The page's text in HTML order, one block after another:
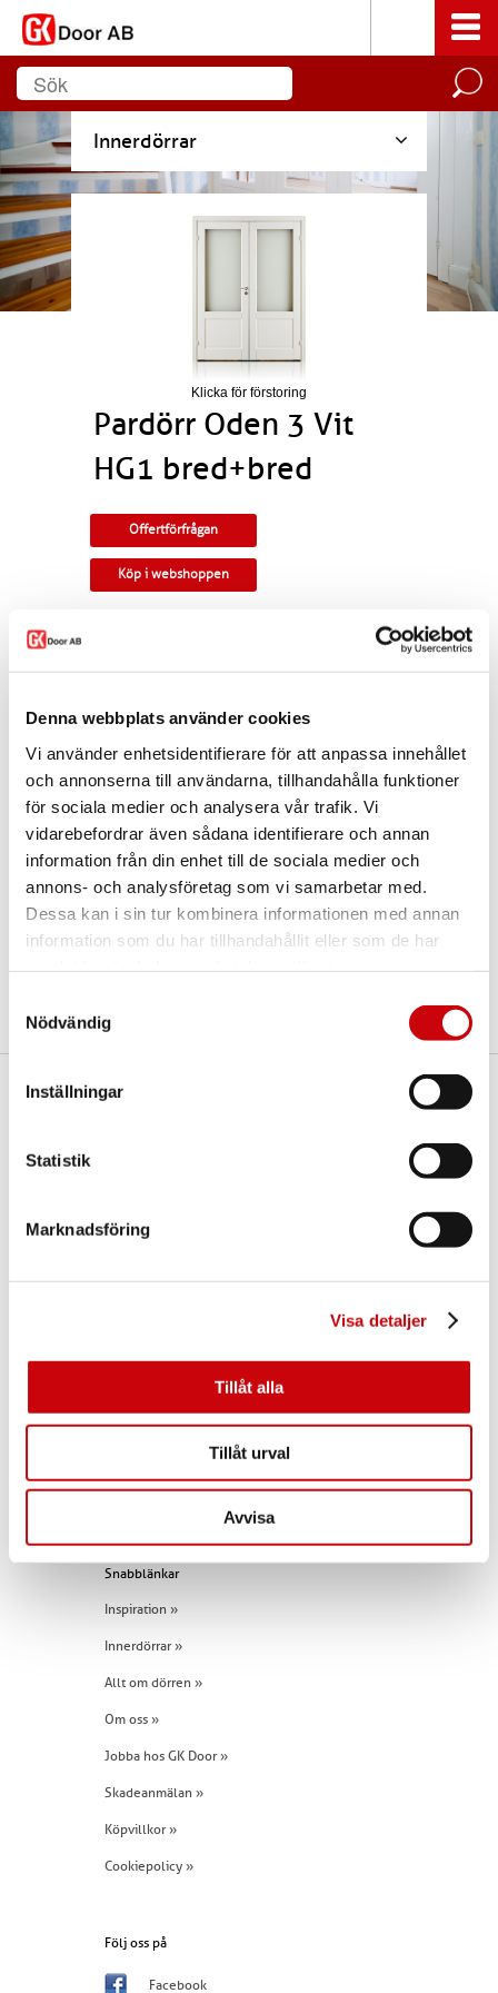
Denna webbplats använder cookies
Vi använder enhetsidentifierare för att anpassa innehållet
och annonserna till användarna, tillhandahålla funktioner
för sociala medier och analysera vår trafik. Vi
vidarebefordrar även sådana identifierare och annan
information från din enhet till de sociala medier och
annons- och analysföretag som vi samarbetar med.
Dessa kan i sin tur kombinera informationen med annan
information som du har tillhandahållit eller som de har
Nödvändig
Inställningar
Statistik
Marknadsföring
Visa detaljer
Tillåt alla
Tillåt urval
Avvisa
Innerdörrar
Klicka för förstoring
Pardörr Oden 3 Vit
HG1 bred+bred
Offertförfrågan
Köp i webshoppen
låskista, slutbleck och kantregel. Kan modifieras
till gammal standard, tappbärande gångjärn,
valfri kulör, egna idéer. Modellen finns som
enkeldörr, pardörr i lika eller olika delning,
skjutdörr samt parskjutdörr.
I offertförfrågan väljer dumått, ytbehandling,
glastyp, karmsamttrycke.
Kontakta oss via eller
några funderingar eller särskilda önskemål.
Kontakta oss
info@gkdoor.se
Tel:+46 (0)960 - 203 25
Snabblänkar
Inspiration »
Innerdörrar »
Allt om dörren »
Om oss »
Jobba hos GK Door »
Skadeanmälan »
Köpvillkor »
Cookiepolicy »
Följ oss på
Facebook